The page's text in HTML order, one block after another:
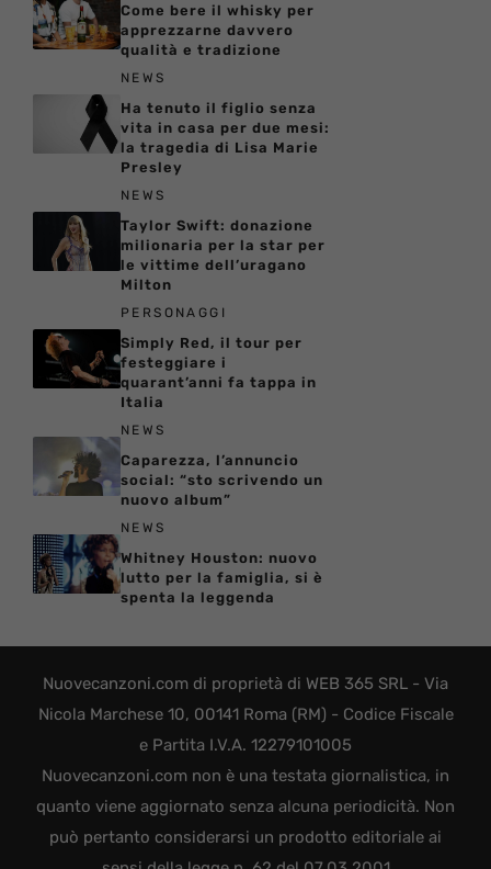
Come bere il whisky per
apprezzarne davvero
qualità e tradizione
NEWS
Ha tenuto il figlio senza
vita in casa per due mesi:
la tragedia di Lisa Marie
Presley
NEWS
Taylor Swift: donazione
milionaria per la star per
le vittime dell’uragano
Milton
PERSONAGGI
Simply Red, il tour per
festeggiare i
quarant’anni fa tappa in
Italia
NEWS
Caparezza, l’annuncio
social: “sto scrivendo un
nuovo album”
NEWS
Whitney Houston: nuovo
lutto per la famiglia, si è
spenta la leggenda
Nuovecanzoni.com di proprietà di WEB 365 SRL - Via
Nicola Marchese 10, 00141 Roma (RM) - Codice Fiscale
e Partita I.V.A. 12279101005
Nuovecanzoni.com non è una testata giornalistica, in
quanto viene aggiornato senza alcuna periodicità. Non
può pertanto considerarsi un prodotto editoriale ai